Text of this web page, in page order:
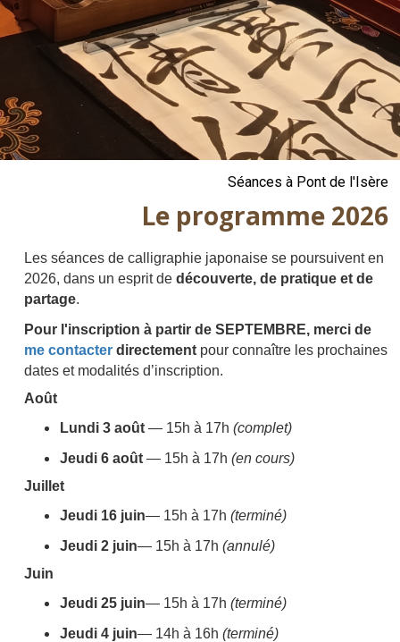
Séances à Pont de l'Isère
Le programme 2026
Les séances de calligraphie japonaise se poursuivent en
2026, dans un esprit dedécouverte, de pratique et de
partage.
Pour l'inscription à partir de SEPTEMBRE, merci de
me contacter directement pour connaître les prochaines
dates et modalités d’inscription.
Août
Lundi 3 août— 15h à 17h(complet)
Jeudi 6 août— 15h à 17h(en cours)
Juillet
Jeudi 16 juin— 15h à 17h(terminé)
Jeudi 2 juin— 15h à 17h(annulé)
Juin
Jeudi 25 juin— 15h à 17h(terminé)
Jeudi 4 juin— 14h à 16h(terminé)